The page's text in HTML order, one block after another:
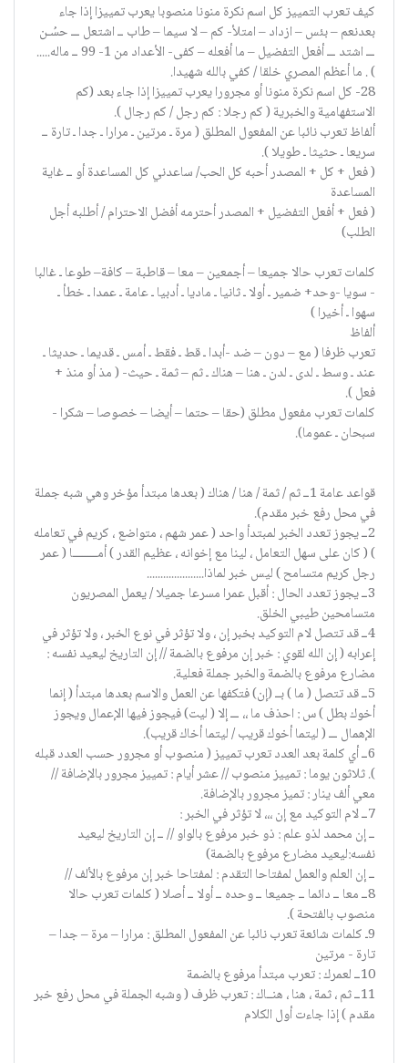
كيف تعرب التمييز كل اسم نكرة منونا منصوبا يعرب تمييزا إذا جاء
بعدنعم – بئس – ازداد – امتلأ- كم – لا سيما – طاب ــ اشتعل ـــ حسُـن
ـــ اشتد ـــ أفعل التفضيل – ما أفعله – كفى- الأعداد من 1- 99 ــ ماله.....
) . ما أعظم المصري خلقا / كفي بالله شهيدا.
28- كل اسم نكرة منونا أو مجرورا يعرب تمييزا إذا جاء بعد (كم
الاستفهامية والخبرية ( كم رجلا : كم رجل / كم رجال ).
ألفاظ تعرب نائبا عن المفعول المطلق ( مرة ـ مرتين ـ مرارا ـ جدا ـ تارة ــ
سريعا ـ حثيثا ـ طويلا ).
( فعل + كل + المصدر أحبه كل الحب/ ساعدني كل المساعدة أو ــ غاية
المساعدة
( فعل + أفعل التفضيل + المصدر أحترمه أفضل الاحترام / أطلبه أجل
الطلب)
كلمات تعرب حالا جميعا – أجمعين – معا – قاطبة – كافة– طوعا ـ غالبا
- سويا -وحد+ ضمير ـ أولا ـ ثانيا ـ ماديا ـ أدبيا ـ عامة ـ عمدا ـ خطأ ـ
سهوا ـ أخيرا )
ألفاظ
تعرب ظرفا ( مع – دون – ضد -أبدا ـ قط ـ فقط ـ أمس ـ قديما ـ حديثا ـ
عند ـ وسط ـ لدى ـ لدن ـ هنا – هناك ـ ثم – ثمة ـ حيث- ( مذ أو منذ +
فعل ).
كلمات تعرب مفعول مطلق (حقا – حتما – أيضا – خصوصا – شكرا -
سبحان ـ عموما).
قواعد عامة 1ــ ثم / ثمة / هنا / هناك ( بعدها مبتدأ مؤخر وهي شبه جملة
في محل رفع خبر مقدم).
2ــ يجوز تعدد الخبر لمبتدأ واحد ( عمر شهم ، متواضع ، كريم في تعامله
) ( كان على سهل التعامل ، لينا مع إخوانه ، عظيم القدر ) أمـــــــــا ( عمر
رجل كريم متسامح ) ليس خبر لماذا.....................
3ــ يجوز تعدد الحال : أقبل عمرا مسرعا جميلا / يعمل المصريون
متسامحين طيبي الخلق.
4ــ قد تتصل لام التوكيد بخبر إن ، ولا تؤثر في نوع الخبر ، ولا تؤثر في
إعرابه ( إن الله لقوي : خبر إن مرفوع بالضمة // إن التاريخ ليعيد نفسه :
مضارع مرفوع بالضمة والخبر جملة فعلية.
5ــ قد تتصل ( ما ) بــ (إن) فتكفها عن العمل والاسم بعدها مبتدأ ( إنما
أخوك بطل ) س : احذف ما ،، ـــ إلا ( ليت) فيجوز فيها الإعمال ويجوز
الإهمال ـــ ( ليتما أخوك قريب / ليتما أخاك قريب).
6ــ أي كلمة بعد العدد تعرب تمييز ( منصوب أو مجرور حسب العدد قبله
). ثلاثون يوما : تمييز منصوب // عشر أيام : تمييز مجرور بالإضافة //
معي ألف ينار : تميز مجرور بالإضافة.
7ــ لام التوكيد مع إن ،،، لا تؤثر في الخبر :
ــ إن محمد لذو علم : ذو خبر مرفوع بالواو // ــ إن التاريخ ليعيد
نفسه:ليعيد مضارع مرفوع بالضمة)
ــ إن العلم والعمل لمفتاحا التقدم : لمفتاحا خبر إن مرفوع بالألف //
8ــ معا ــ دائما ــ جميعا ــ وحده ــ أولا ــ أصلا ( كلمات تعرب حالا
منصوب بالفتحة ).
9ـ كلمات شائعة تعرب نائبا عن المفعول المطلق : مرارا – مرة – جدا –
تارة - مرتين
10ــ لعمرك : تعرب مبتدأ مرفوع بالضمة
11ــ ثم ، ثمة ، هنا ، هنــاك : تعرب ظرف ( وشبه الجملة في محل رفع خبر
مقدم ) إذا جاءت أول الكلام